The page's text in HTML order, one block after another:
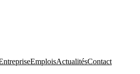
EmploisActualitésContact